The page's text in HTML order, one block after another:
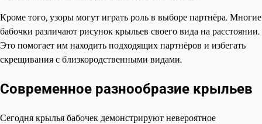
Кроме того, узоры могут играть роль в выборе партнёра. Многие
бабочки различают рисунок крыльев своего вида на расстоянии.
Это помогает им находить подходящих партнёров и избегать
скрещивания с близкородственными видами.
Современное разнообразие крыльев
Сегодня крылья бабочек демонстрируют невероятное